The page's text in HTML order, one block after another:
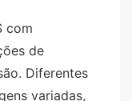
com
de
Diferentes
variadas,